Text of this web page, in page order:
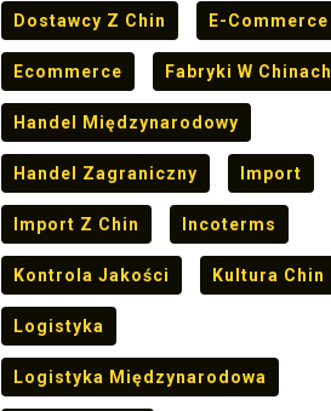
Dostawcy Z Chin E-Commerce
Ecommerce Fabryki W Chinach
Handel Międzynarodowy
Handel Zagraniczny Import
Import Z Chin Incoterms
Kontrola Jakości Kultura Chin
Logistyka
Logistyka Międzynarodowa